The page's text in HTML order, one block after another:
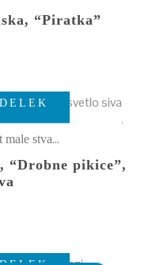
izdelka
več
izberete
na
izdelka
“Piratka”
Ta
več
stvarce
“Drobne pikice”,
Ta